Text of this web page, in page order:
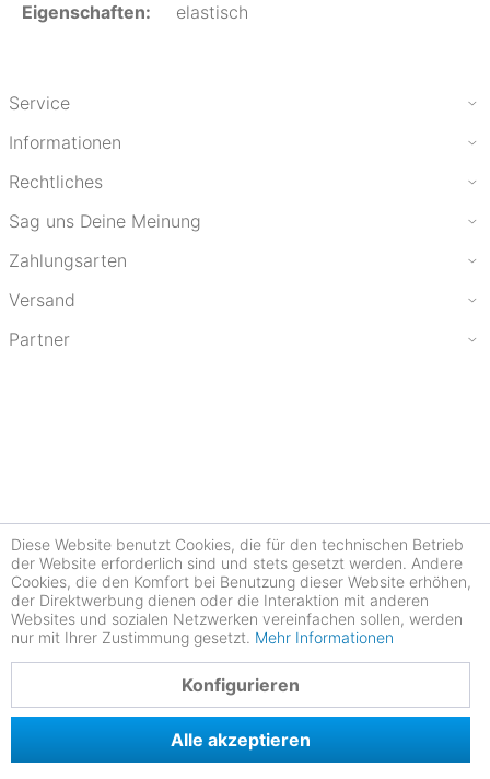
Eigenschaften:
elastisch
Service
Informationen
Rechtliches
Sag uns Deine Meinung
Zahlungsarten
Versand
Partner
Diese Website benutzt Cookies, die für den technischen Betrieb
der Website erforderlich sind und stets gesetzt werden. Andere
Cookies, die den Komfort bei Benutzung dieser Website erhöhen,
der Direktwerbung dienen oder die Interaktion mit anderen
Websites und sozialen Netzwerken vereinfachen sollen, werden
nur mit Ihrer Zustimmung gesetzt. Mehr Informationen
Konfigurieren
Alle akzeptieren